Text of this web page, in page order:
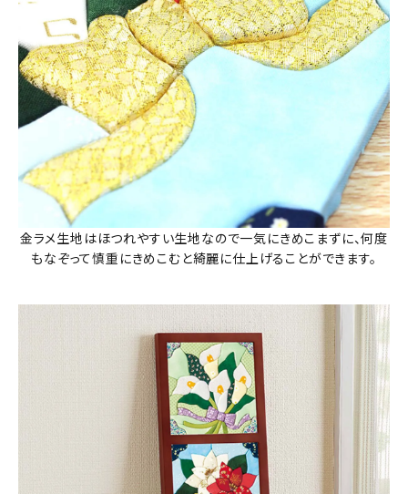
金ラメ生地はほつれやすい生地なので一気にきめこまずに、何度
もなぞって慎重にきめこむと綺麗に仕上げることができます。